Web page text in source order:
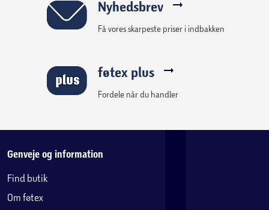
Nyhedsbrev
Få vores skarpeste priser i indbakken
føtex plus
Fordele når du handler
Genveje og information
Find butik
Om føtex